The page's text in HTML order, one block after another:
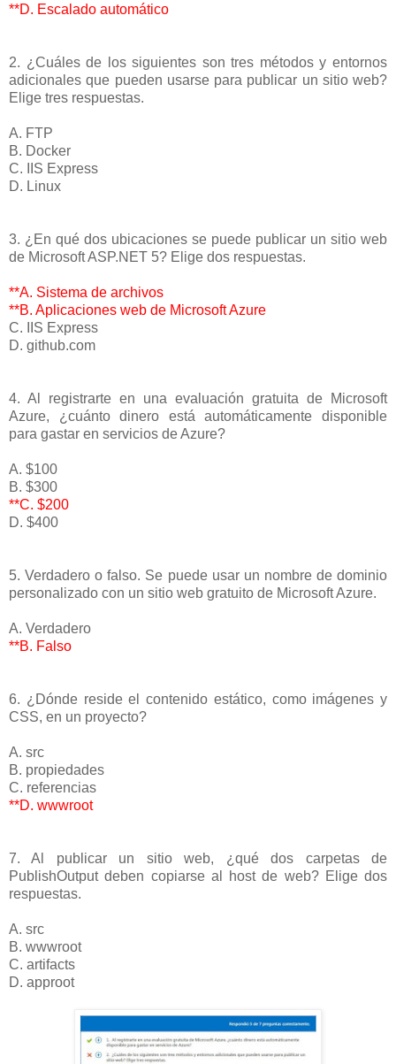
**D. Escalado automático
2. ¿Cuáles de los siguientes son tres métodos y entornos
adicionales que pueden usarse para publicar un sitio web?
Elige tres respuestas.
A. FTP
B. Docker
C. IIS Express
D. Linux
3. ¿En qué dos ubicaciones se puede publicar un sitio web
de Microsoft ASP.NET 5? Elige dos respuestas.
**A. Sistema de archivos
**B. Aplicaciones web de Microsoft Azure
C. IIS Express
D. github.com
4. Al registrarte en una evaluación gratuita de Microsoft
Azure, ¿cuánto dinero está automáticamente disponible
para gastar en servicios de Azure?
A. $100
B. $300
**C. $200
D. $400
5. Verdadero o falso. Se puede usar un nombre de dominio
personalizado con un sitio web gratuito de Microsoft Azure.
A. Verdadero
**B. Falso
6. ¿Dónde reside el contenido estático, como imágenes y
CSS, en un proyecto?
A. src
B. propiedades
C. referencias
**D. wwwroot
7. Al publicar un sitio web, ¿qué dos carpetas de
PublishOutput deben copiarse al host de web? Elige dos
respuestas.
A. src
B. wwwroot
C. artifacts
D. approot